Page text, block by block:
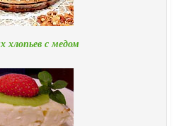
хлопьев с медом